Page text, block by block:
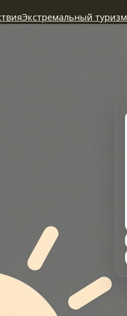
Экстремальный туризм